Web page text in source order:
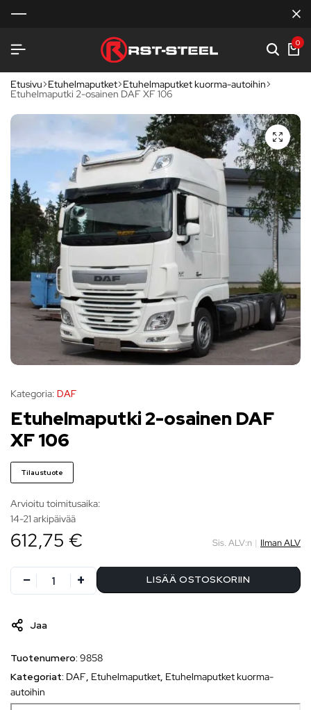
0
Etusivu Etuhelmaputket Etuhelmaputket kuorma-autoihin
Etuhelmaputki 2-osainen DAF XF 106
Kategoria: DAF
Etuhelmaputki 2-osainen DAF
XF 106
Tilaustuote
Arvioitu toimitusaika:
14-21 arkipäivää
612,75 € Sis. ALV:n | Ilman ALV
LISÄÄ OSTOSKORIIN
Jaa
Tuotenumero: 9858
Kategoriat: DAF, Etuhelmaputket, Etuhelmaputket kuorma-
autoihin